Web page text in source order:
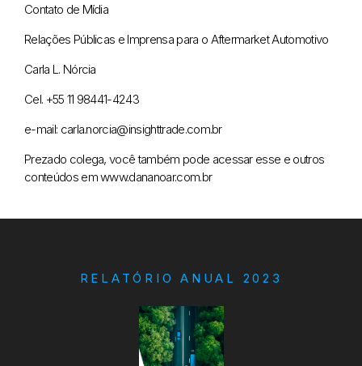
Contato de Mídia
Relações Públicas e Imprensa para o Aftermarket Automotivo
Carla L. Nórcia
Cel. +55 11 98441-4243
e-mail: carla.norcia@insighttrade.com.br
Prezado colega, você também pode acessar esse e outros
conteúdos em www.dananoar.com.br
RELATÓRIO ANUAL 2023